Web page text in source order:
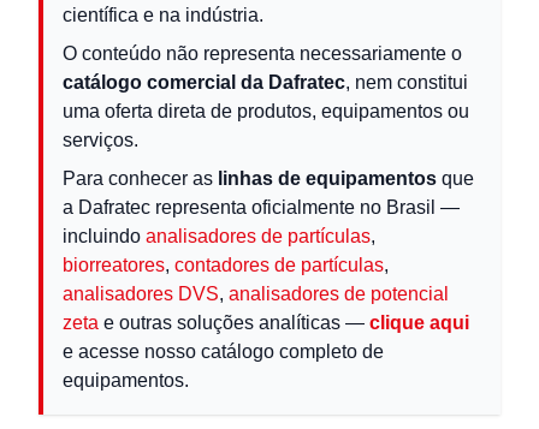
científica e na indústria.
O conteúdo não representa necessariamente o
catálogo comercial da Dafratec, nem constitui
uma oferta direta de produtos, equipamentos ou
serviços.
Para conhecer as linhas de equipamentos que
a Dafratec representa oficialmente no Brasil —
incluindo analisadores de partículas,
biorreatores, contadores de partículas,
analisadores DVS, analisadores de potencial
zeta e outras soluções analíticas — clique aqui
e acesse nosso catálogo completo de
equipamentos.